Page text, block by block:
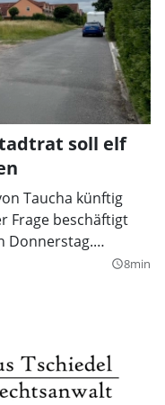
soll elf
Taucha künftig
Frage beschäftigt
Donnerstag.
der CDU-Fraktion.
query_builder8min